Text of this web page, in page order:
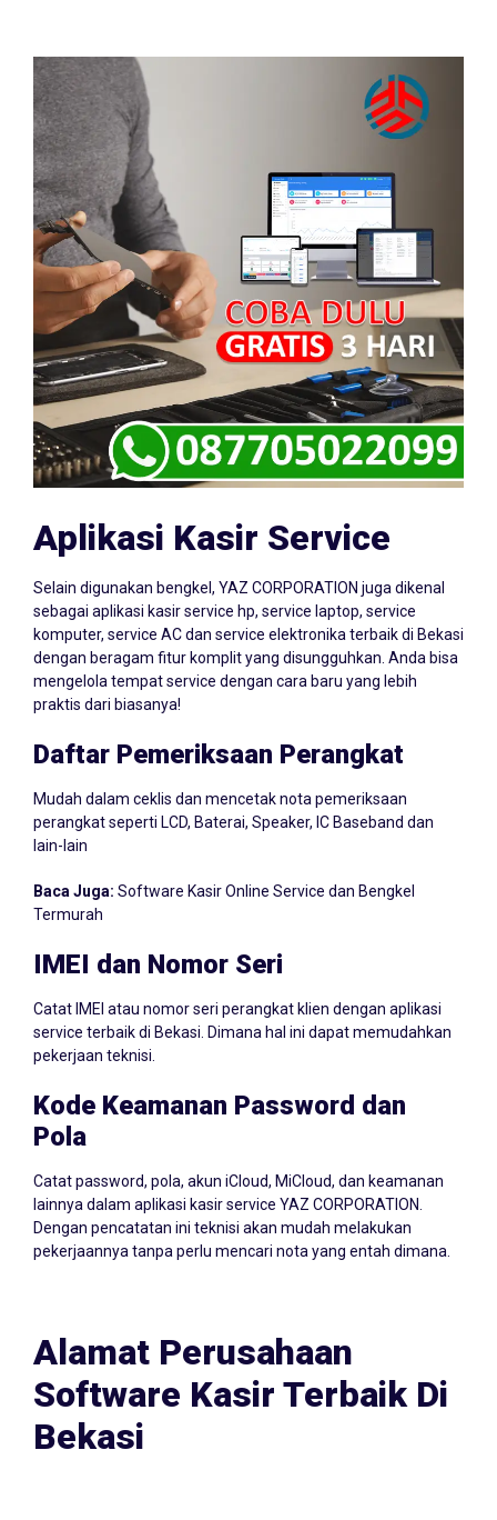
Aplikasi Kasir Service
Selain digunakan bengkel, YAZ CORPORATION juga dikenal
sebagai aplikasi kasir service hp, service laptop, service
komputer, service AC dan service elektronika terbaik di Bekasi
dengan beragam fitur komplit yang disungguhkan. Anda bisa
mengelola tempat service dengan cara baru yang lebih
praktis dari biasanya!
Daftar Pemeriksaan Perangkat
Mudah dalam ceklis dan mencetak nota pemeriksaan
perangkat seperti LCD, Baterai, Speaker, IC Baseband dan
lain-lain
Baca Juga: Software Kasir Online Service dan Bengkel
Termurah
IMEI dan Nomor Seri
Catat IMEI atau nomor seri perangkat klien dengan aplikasi
service terbaik di Bekasi. Dimana hal ini dapat memudahkan
pekerjaan teknisi.
Kode Keamanan Password dan
Pola
Catat password, pola, akun iCloud, MiCloud, dan keamanan
lainnya dalam aplikasi kasir service YAZ CORPORATION.
Dengan pencatatan ini teknisi akan mudah melakukan
pekerjaannya tanpa perlu mencari nota yang entah dimana.
Alamat Perusahaan
Software Kasir Terbaik Di
Bekasi